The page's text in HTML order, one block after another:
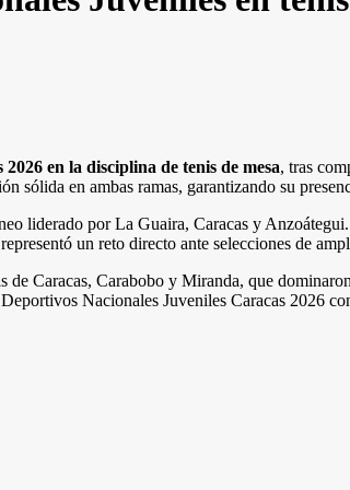
en la disciplina de tenis de mesa, tras
sólida en ambas ramas, garantizando su
liderado por La Guaira, Caracas y
un reto directo ante selecciones de
Caracas, Carabobo y Miranda, que
Nacionales Juveniles Caracas 2026